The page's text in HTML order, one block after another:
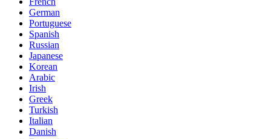
German
Portuguese
Spanish
Russian
Japanese
Korean
Arabic
Irish
Greek
Turkish
Italian
Danish